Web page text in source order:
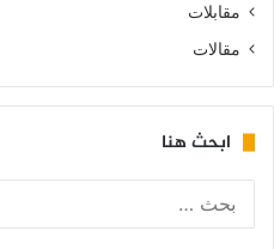
مقابلات
مقالات
ابحث هنا